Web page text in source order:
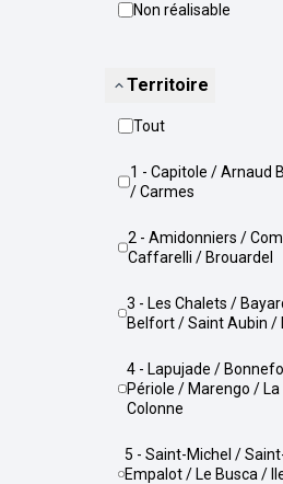
Non réalisable
Territoire
Tout
1 - Capitole / Arnaud Bernard
/ Carmes
2 - Amidonniers / Compans-
Caffarelli / Brouardel
3 - Les Chalets / Bayard /
Belfort / Saint Aubin /
4 - Lapujade / Bonnefoy /
Périole / Marengo / La
Colonne
5 - Saint-Michel / Saint-Agne /
Empalot / Le Busca /